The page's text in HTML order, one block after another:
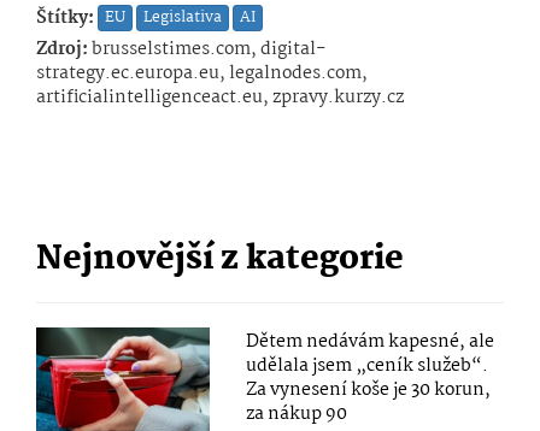
Štítky: EU Legislativa AI
Zdroj:brusselstimes.com, digital-
strategy.ec.europa.eu, legalnodes.com,
artificialintelligenceact.eu, zpravy.kurzy.cz
Nejnovější z kategorie
Dětem nedávám kapesné, ale
udělala jsem „ceník služeb“.
Za vynesení koše je 30 korun,
za nákup 90